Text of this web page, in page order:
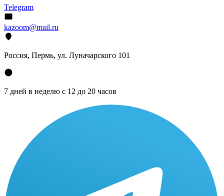
Telegram
kazoom@mail.ru
Россия, Пермь, ул. Луначарского 101
7 дней в неделю с 12 до 20 часов